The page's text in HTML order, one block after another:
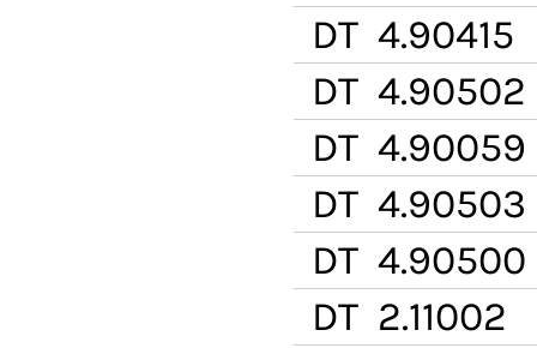
DT 4.90415
DT 4.90502
DT 4.90059
DT 4.90503
DT 4.90500
DT 2.11002